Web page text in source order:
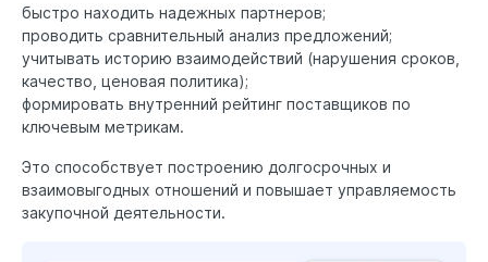
быстро находить надежных партнеров;
проводить сравнительный анализ предложений;
учитывать историю взаимодействий (нарушения сроков,
качество, ценовая политика);
формировать внутренний рейтинг поставщиков по
ключевым метрикам.
Это способствует построению долгосрочных и
взаимовыгодных отношений и повышает управляемость
закупочной деятельности.